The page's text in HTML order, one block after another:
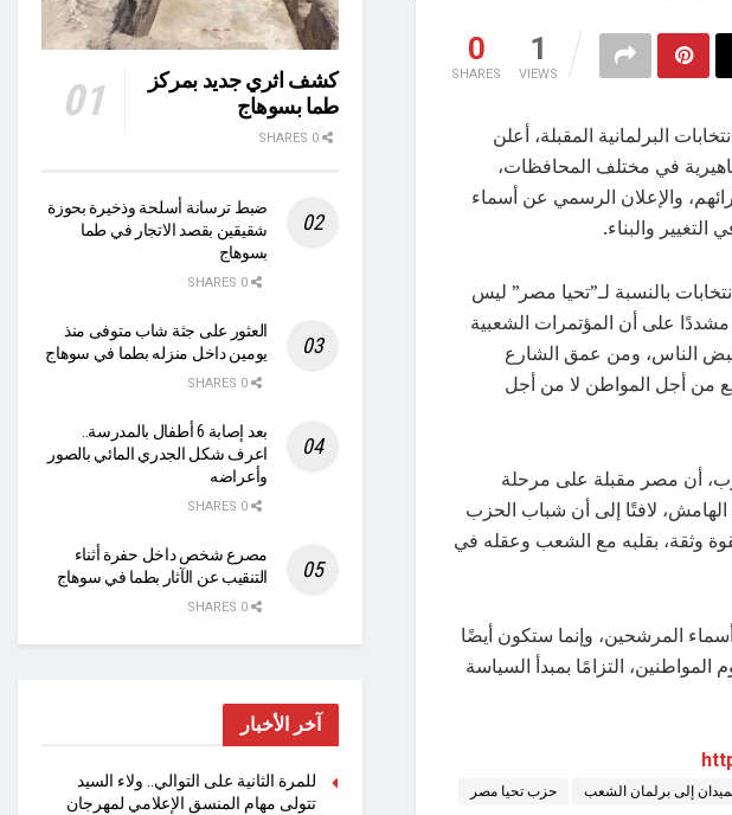
0
SHARES
1
VIEWS
البرلمانية المقبلة، أعلن
في مختلف المحافظات،
والإعلان الرسمي عن أسماء
والبناء.
بالنسبة لـ”تحيا مصر” ليس
على أن المؤتمرات الشعبية
الناس، ومن عمق الشارع
من أجل المواطن لا من أجل
أن مصر مقبلة على مرحلة
لافتًا إلى أن شباب الحزب
وثقة، بقلبه مع الشعب وعقله في
المرشحين، وإنما ستكون أيضًا
التزامًا بمبدأ السياسة
إلى برلمان الشعب حزب تحيا مصر
كشف اثري جديد بمركز
طما بسوهاج
ضبط ترسانة أسلحة وذخيرة بحوزة
شقيقين بقصد الاتجار في طما
بسوهاج
العثور على جثة شاب متوفى منذ
يومين داخل منزله بطما في سوهاج
بعد إصابة 6 أطفال بالمدرسة..
اعرف شكل الجدري المائي بالصور
وأعراضه
مصرع شخص داخل حفرة أثناء
التنقيب عن الآثار بطما في سوهاج
آخر الأخبار
للمرة الثانية على التوالي.. ولاء السيد
تتولى مهام المنسق الإعلامي لمهرجان